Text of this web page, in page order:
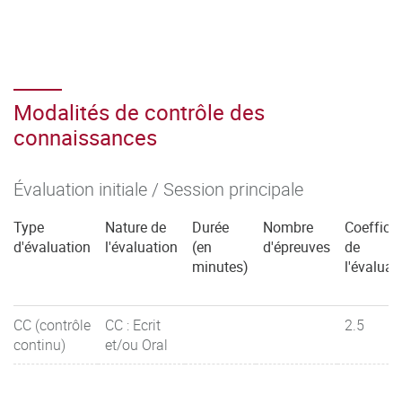
Modalités de contrôle des
connaissances
Évaluation initiale / Session principale
Type
d'évaluation
Nature de
l'évaluation
Durée
(en
minutes)
Nombre
d'épreuves
de
CC (contrôle
continu)
CC : Ecrit
et/ou Oral
2.5